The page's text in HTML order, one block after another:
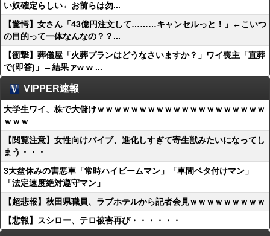
い奴確定らしい←お前らは勿...
【驚愕】女さん「43億円注文して………キャンセルっと！」←こいつ
の目的って一体なんなの？？...
【衝撃】葬儀屋「火葬プランはどうなさいますか？」ワイ喪主「直葬
で(即答)」→結果ァw w ...
VIPPER速報
大学生ワイ、株で大儲けｗｗｗｗｗｗｗｗｗｗｗｗｗｗｗｗｗｗｗｗ
ｗｗｗ
【閲覧注意】女性向けバイブ、進化しすぎて寄生獣みたいになってし
まう・・・
3大盆休みの害悪車「常時ハイビームマン」「車間ベタ付けマン」
「法定速度絶対遵守マン」
【超悲報】秋田県職員、ラブホテルから記者会見ｗｗｗｗｗｗｗｗｗ
【悲報】スシロー、テロ被害再び・・・・・・